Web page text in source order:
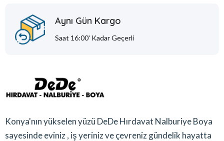
Aynı Gün Kargo
Saat 16:00' Kadar Geçerli
Konya'nın yükselen yüzü DeDe Hırdavat Nalburiye Boya
sayesinde eviniz , iş yeriniz ve çevreniz gündelik hayatta